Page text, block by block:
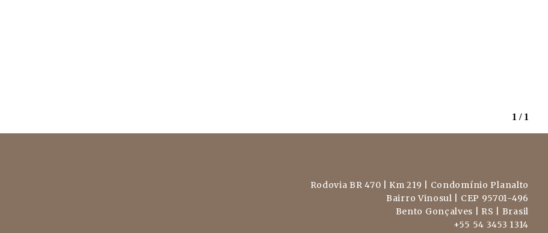
1 / 1
Rodovia BR 470 | Km 219 | Condomínio Planalto
Bairro Vinosul | CEP 95701-496
Bento Gonçalves | RS | Brasil
+55 54 3453 1314